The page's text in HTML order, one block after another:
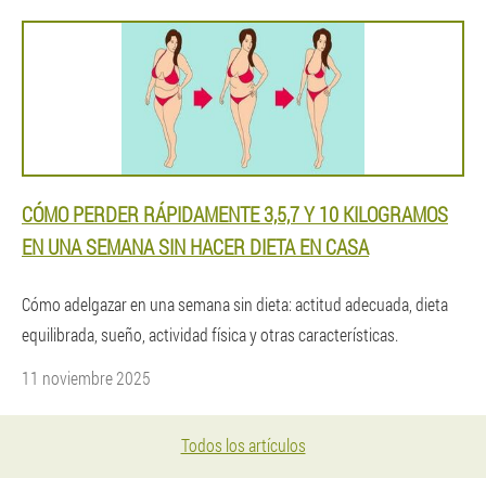
CÓMO PERDER RÁPIDAMENTE 3,5,7 Y 10 KILOGRAMOS
EN UNA SEMANA SIN HACER DIETA EN CASA
Cómo adelgazar en una semana sin dieta: actitud adecuada, dieta
equilibrada, sueño, actividad física y otras características.
11 noviembre 2025
Todos los artículos